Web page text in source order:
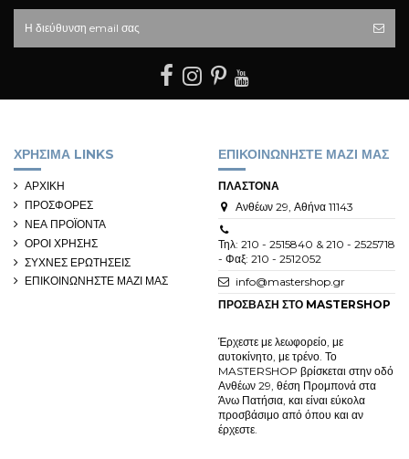
ΧΡΗΣΙΜΑ LINKS
ΑΡΧΙΚΗ
ΠΡΟΣΦΟΡΕΣ
ΝΕΑ ΠΡΟΪΟΝΤΑ
ΟΡΟΙ ΧΡΗΣΗΣ
ΣΥΧΝΕΣ ΕΡΩΤΗΣΕΙΣ
ΕΠΙΚΟΙΝΩΝΗΣΤΕ ΜΑΖΙ ΜΑΣ
ΕΠΙΚΟΙΝΩΝΗΣΤΕ ΜΑΖΙ ΜΑΣ
ΠΛΑΣΤΟΝΑ
Ανθέων 29, Αθήνα 11143
Τηλ: 210 - 2515840 & 210 - 2525718
- Φαξ: 210 - 2512052
info@mastershop.gr
ΠΡΟΣΒΑΣΗ ΣΤΟ MASTERSHOP
Έρχεστε με λεωφορείο, με
αυτοκίνητο, με τρένο. Το
MASTERSHOP βρίσκεται στην οδό
Ανθέων 29, θέση Προμπονά στα
Άνω Πατήσια, και είναι εύκολα
προσβάσιμο από όπου και αν
έρχεστε.